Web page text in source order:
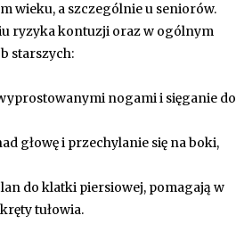
wieku, a szczególnie u seniorów.
ryzyka kontuzji oraz w ogólnym
starszych:
nogami i sięganie do
głowę i przechylanie się na boki,
do klatki piersiowej, pomagają w
tułowia.